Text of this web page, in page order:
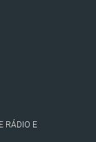
RÁDIO E